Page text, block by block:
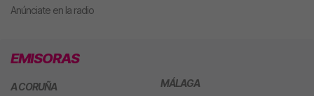
Anúnciate en la radio
EMISORAS
A CORUÑA
MÁLAGA